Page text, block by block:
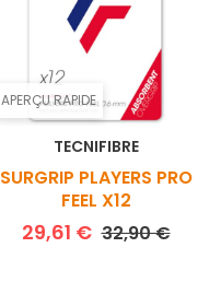
APERÇU RAPIDE
TECNIFIBRE
SURGRIP PLAYERS PRO
FEEL X12
29,61 € Prix de base
32,90 €Prix